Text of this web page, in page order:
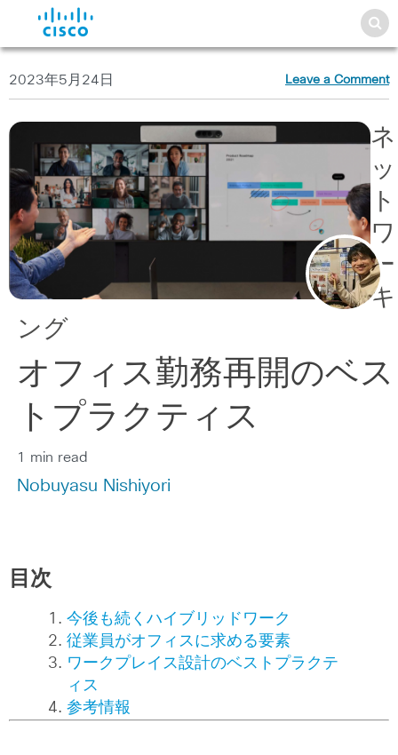
2023年5月24日 Leave a Comment
ネ
ッ
ト
ワ
ー
キ
ング
オフィス勤務再開のベス
トプラクティス
1 min read
Nobuyasu Nishiyori
目次
今後も続くハイブリッドワーク
従業員がオフィスに求める要素
ワークプレイス設計のベストプラクテ
ィス
参考情報